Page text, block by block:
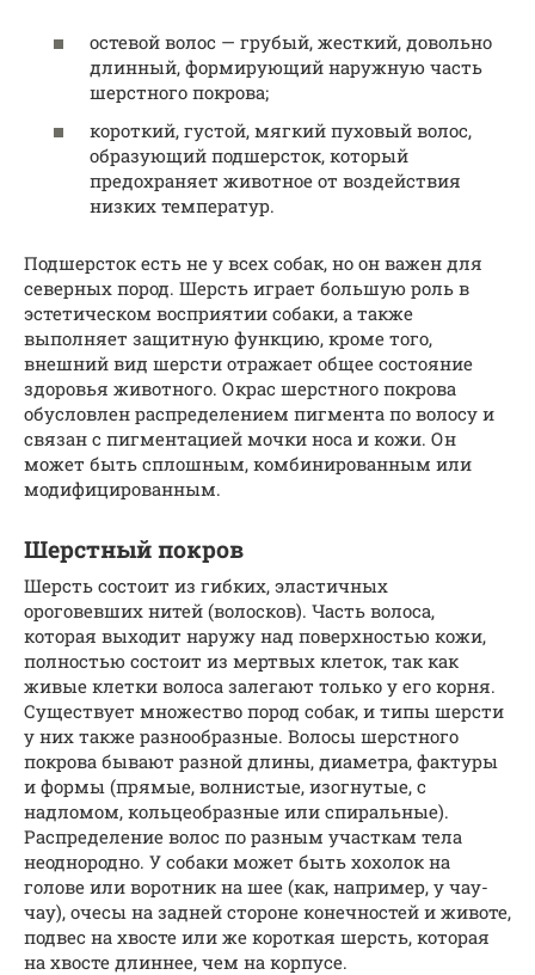
остевой волос — грубый, жесткий, довольно
длинный, формирующий наружную часть
шерстного покрова;
короткий, густой, мягкий пуховый волос,
образующий подшерсток, который
предохраняет животное от воздействия
низких температур.
Подшерсток есть не у всех собак, но он важен для
северных пород. Шерсть играет большую роль в
эстетическом восприятии собаки, а также
выполняет защитную функцию, кроме того,
внешний вид шерсти отражает общее состояние
здоровья животного. Окрас шерстного покрова
обусловлен распределением пигмента по волосу и
связан с пигментацией мочки носа и кожи. Он
может быть сплошным, комбинированным или
модифицированным.
Шерстный покров
Шерсть состоит из гибких, эластичных
ороговевших нитей (волосков). Часть волоса,
которая выходит наружу над поверхностью кожи,
полностью состоит из мертвых клеток, так как
живые клетки волоса залегают только у его корня.
Существует множество пород собак, и типы шерсти
у них также разнообразные. Волосы шерстного
покрова бывают разной длины, диаметра, фактуры
и формы (прямые, волнистые, изогнутые, с
надломом, кольцеобразные или спиральные).
Распределение волос по разным участкам тела
неоднородно. У собаки может быть хохолок на
голове или воротник на шее (как, например, у чау-
чау), очесы на задней стороне конечностей и животе,
подвес на хвосте или же короткая шерсть, которая
на хвосте длиннее, чем на корпусе.